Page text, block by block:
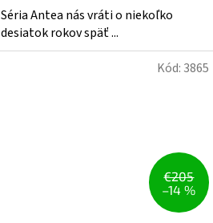
Séria Antea nás vráti o niekoľko
desiatok rokov späť ...
€205
–14 %
Kód: 3865